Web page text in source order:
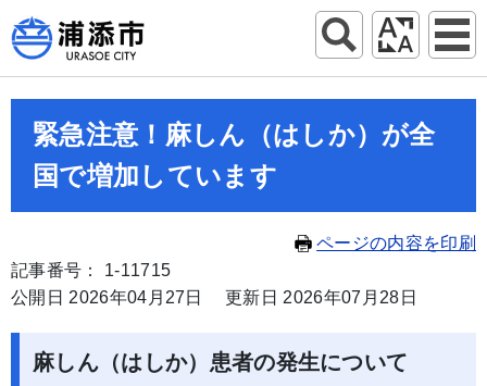
緊急注意！麻しん（はしか）が全
国で増加しています
ページの内容を印刷
記事番号： 1-11715
公開日 2026年04月27日
更新日 2026年07月28日
麻しん（はしか）患者の発生について